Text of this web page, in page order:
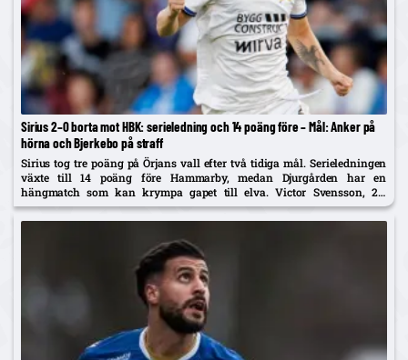
Sirius 2–0 borta mot HBK: serieledning och 14 poäng före – Mål: Anker på
hörna och Bjerkebo på straff
Sirius tog tre poäng på Örjans vall efter två tidiga mål. Serieledningen
växte till 14 poäng före Hammarby, medan Djurgården har en
hängmatch som kan krympa gapet till elva. Victor Svensson, 20,
startade centralt i Melker Heiers frånvaro.